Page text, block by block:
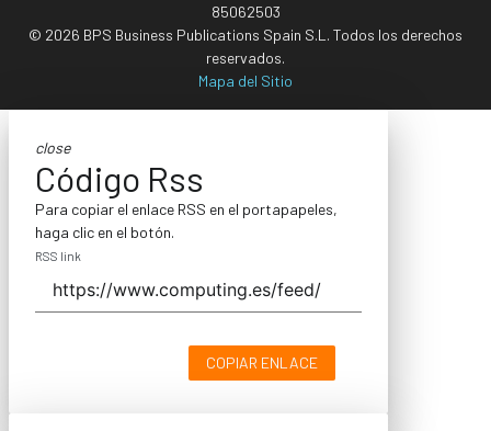
85062503
© 2026 BPS Business Publications Spain S.L. Todos los derechos
reservados.
Mapa del Sitio
close
Código Rss
Para copiar el enlace RSS en el portapapeles,
haga clic en el botón.
RSS link
COPIAR ENLACE